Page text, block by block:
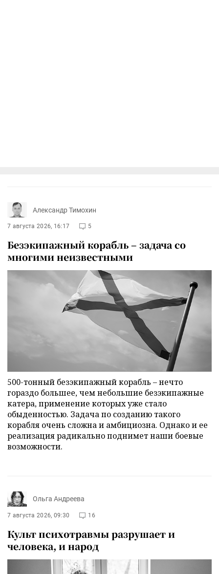
Александр Тимохин
7 августа 2026, 16:17 5
Безэкипажный корабль – задача со
многими неизвестными
500-тонный безэкипажный корабль – нечто
гораздо большее, чем небольшие безэкипажные
катера, применение которых уже стало
обыденностью. Задача по созданию такого
корабля очень сложна и амбициозна. Однако и ее
реализация радикально поднимет наши боевые
возможности.
Ольга Андреева
7 августа 2026, 09:30 16
Культ психотравмы разрушает и
человека, и народ